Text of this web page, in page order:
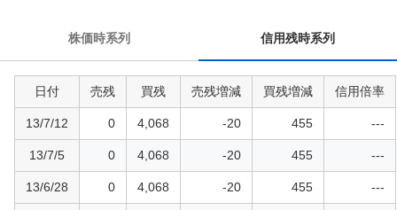
株価時系列 信用残時系列
日付 売残 買残 売残増減 買残増減 信用倍率
13/7/12 0 4,068 -20 455 ---
13/7/5 0 4,068 -20 455 ---
13/6/28 0 4,068 -20 455 ---